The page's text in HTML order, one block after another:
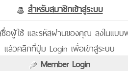
สำหรับสมาชิกเข้าสู่ระบบ
อผู้ใช้ และรหัสผ่านของคุณ ลงในแบ
แล้วคลิกที่ปุ่ม Login เพื่อเข้าสู่ระบบ
Member Login